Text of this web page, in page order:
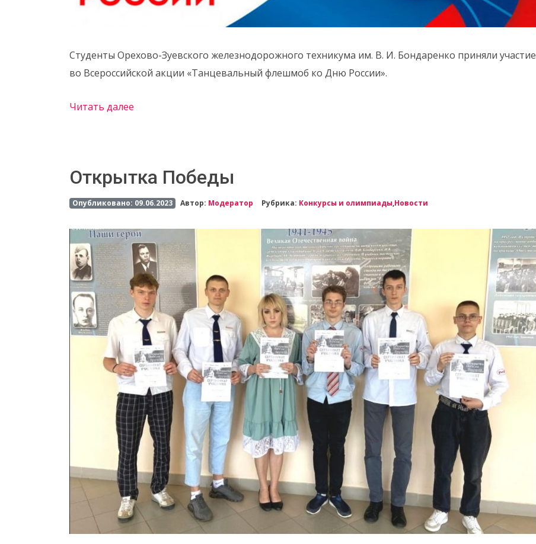
Студенты Орехово-Зуевского железнодорожного техникума им. В. И. Бондаренко приняли участие
во Всероссийской акции «Танцевальный флешмоб ко Дню России».
Читать далее
Открытка Победы
Опубликовано: 09.06.2023 Автор: Модератор Рубрика: Конкурсы и олимпиады,Новости